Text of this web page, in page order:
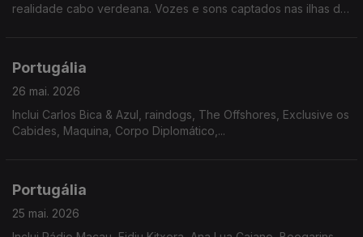
realidade cabo verdeana. Vozes e sons captados nas ilhas de
Portugália
26 mai. 2026
Inclui Carlos Bica & Azul, raindogs, The Offshores, Exclusive os
Cabides, Maquina, Corpo Diplomático,...
Portugália
25 mai. 2026